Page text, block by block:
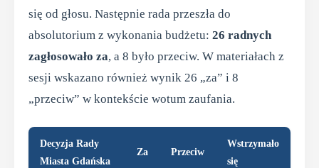
się od głosu. Następnie rada przeszła do
absolutorium z wykonania budżetu: 26 radnych
zagłosowało za, a 8 było przeciw. W materiałach z
sesji wskazano również wynik 26 „za” i 8
„przeciw” w kontekście wotum zaufania.
Decyzja Rady
Miasta Gdańska
Za Przeciw
Wstrzymało
się